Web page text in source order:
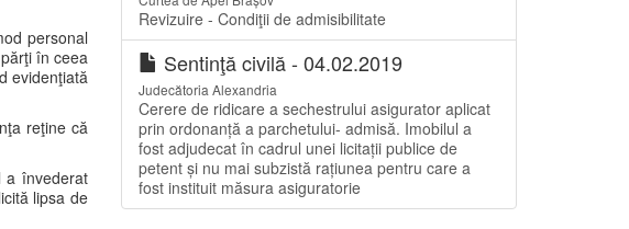
personal
în ceea
evidenţiată
reţine că
a învederat
lipsa de
Revizuire - Condiţii de admisibilitate
Sentinţă civilă - 04.02.2019
Judecătoria Alexandria
Cerere de ridicare a sechestrului asigurator aplicat
prin ordonanță a parchetului- admisă. Imobilul a
fost adjudecat în cadrul unei licitații publice de
petent și nu mai subzistă rațiunea pentru care a
fost instituit măsura asiguratorie